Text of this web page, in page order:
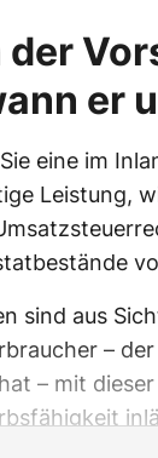
der
er
eine im
Leistung,
sind aus
–
– mit